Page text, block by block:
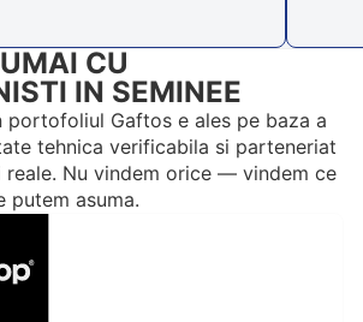
CU
IN SEMINEE
portofoliul Gaftos e ales pe baza a
tehnica verificabila si parteneriat
Nu vindem orice — vindem ce
putem asuma.